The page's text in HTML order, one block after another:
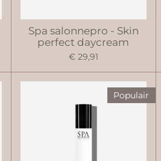
Spa salonnepro - Skin
perfect daycream
€ 29,91
Populair